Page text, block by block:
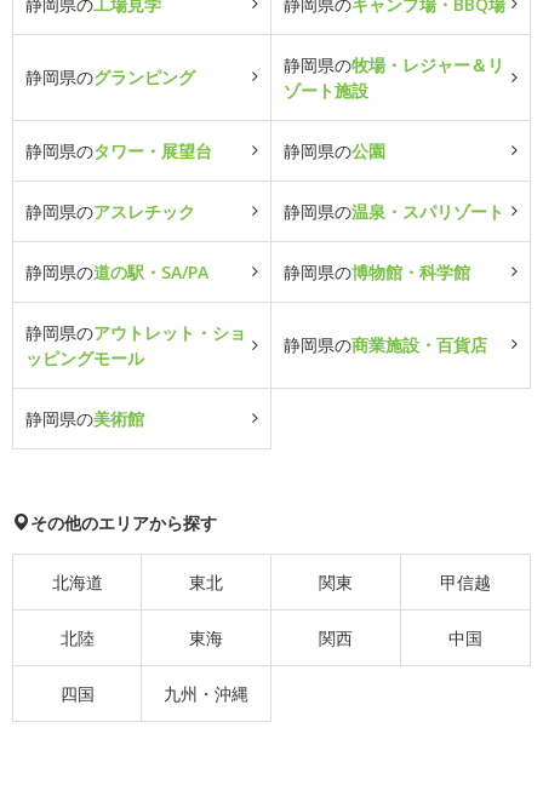
静岡県のグランピング
静岡県の牧場・レジャー＆リ
ゾート施設
静岡県のタワー・展望台 静岡県の公園
静岡県のアスレチック 静岡県の温泉・スパリゾート
静岡県の道の駅・SA/PA 静岡県の博物館・科学館
静岡県のアウトレット・ショ
ッピングモール
静岡県の商業施設・百貨店
静岡県の美術館
その他のエリアから探す
北海道 東北 関東 甲信越
北陸 東海 関西 中国
四国 九州・沖縄